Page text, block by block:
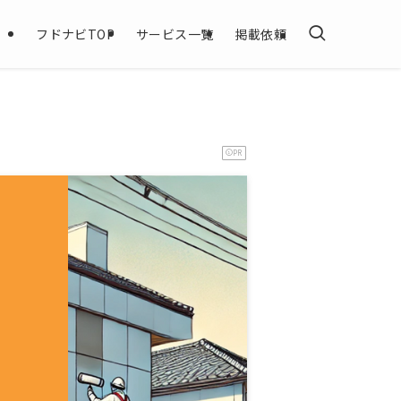
フドナビTOP サービス一覧 掲載依頼
PR